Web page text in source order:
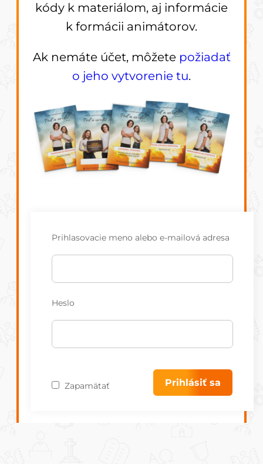
kódy k materiálom, aj informácie
k formácii animátorov.
Ak nemáte účet, môžete požiadať
o jeho vytvorenie tu.
Prihlasovacie meno alebo e-mailová adresa
Heslo
Zapamätať